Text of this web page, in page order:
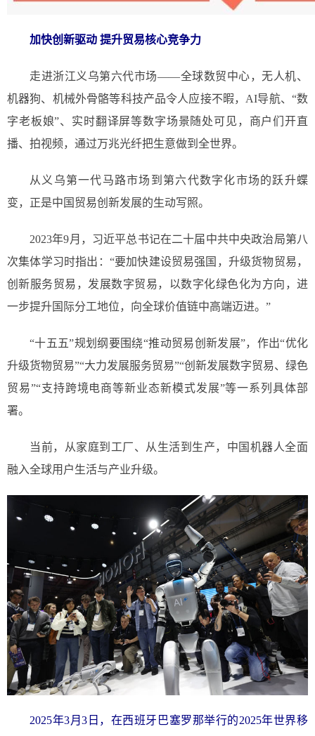
加快创新驱动 提升贸易核心竞争力
走进浙江义乌第六代市场——全球数贸中心，无人机、
机器狗、机械外骨骼等科技产品令人应接不暇，AI导航、“数
字老板娘”、实时翻译屏等数字场景随处可见，商户们开直
播、拍视频，通过万兆光纤把生意做到全世界。
从义乌第一代马路市场到第六代数字化市场的跃升蝶
变，正是中国贸易创新发展的生动写照。
2023年9月，习近平总书记在二十届中共中央政治局第八
次集体学习时指出：“要加快建设贸易强国，升级货物贸易，
创新服务贸易，发展数字贸易，以数字化绿色化为方向，进
一步提升国际分工地位，向全球价值链中高端迈进。”
“十五五”规划纲要围绕“推动贸易创新发展”，作出“优化
升级货物贸易”“大力发展服务贸易”“创新发展数字贸易、绿色
贸易”“支持跨境电商等新业态新模式发展”等一系列具体部
署。
当前，从家庭到工厂、从生活到生产，中国机器人全面
融入全球用户生活与产业升级。
2025年3月3日，在西班牙巴塞罗那举行的2025年世界移